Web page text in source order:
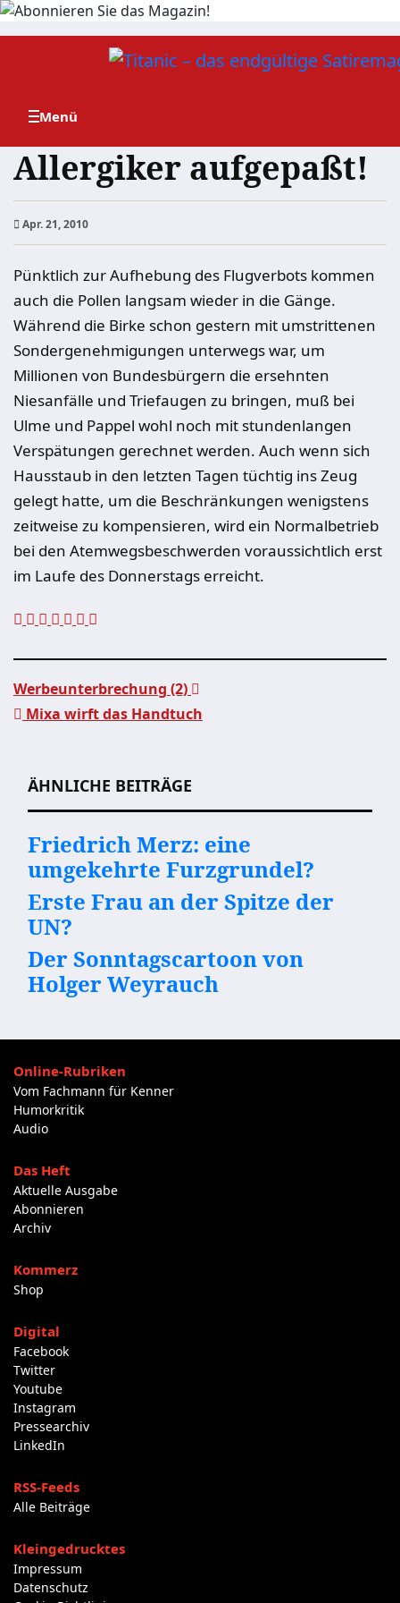
Zum
Allergiker aufgepaßt!
Apr. 21, 2010
Pünktlich zur Aufhebung des Flugverbots kommen
auch die Pollen langsam wieder in die Gänge.
Während die Birke schon gestern mit umstrittenen
Sondergenehmigungen unterwegs war, um
Millionen von Bundesbürgern die ersehnten
Niesanfälle und Triefaugen zu bringen, muß bei
Ulme und Pappel wohl noch mit stundenlangen
Verspätungen gerechnet werden. Auch wenn sich
Hausstaub in den letzten Tagen tüchtig ins Zeug
gelegt hatte, um die Beschränkungen wenigstens
zeitweise zu kompensieren, wird ein Normalbetrieb
bei den Atemwegsbeschwerden voraussichtlich erst
im Laufe des Donnerstags erreicht.
Werbeunterbrechung (2)
Mixa wirft das Handtuch
ÄHNLICHE BEITRÄGE
Friedrich Merz: eine
umgekehrte Furzgrundel?
Erste Frau an der Spitze der
UN?
Der Sonntagscartoon von
Holger Weyrauch
Online-Rubriken
Vom Fachmann für Kenner
Humorkritik
Audio
Das Heft
Aktuelle Ausgabe
Abonnieren
Archiv
Kommerz
Shop
Digital
Facebook
Twitter
Youtube
Instagram
Pressearchiv
LinkedIn
RSS-Feeds
Alle Beiträge
Kleingedrucktes
Impressum
Datenschutz